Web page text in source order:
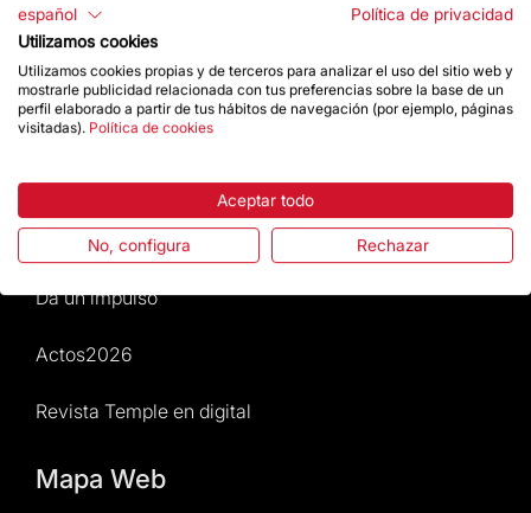
Preguntas frecuentes
Atención al Visitante
Normativa y condiciones de compra
Noticias y Actualidad
Agenda
Da un impulso
Actos2026
Revista Temple en digital
Mapa Web
español
Política de privacidad
Utilizamos cookies
Utilizamos cookies propias y de terceros para analizar el uso del sitio web y
mostrarle publicidad relacionada con tus preferencias sobre la base de un
perfil elaborado a partir de tus hábitos de navegación (por ejemplo, páginas
visitadas). Política de cookies
Aceptar todo
No, configura Rechazar